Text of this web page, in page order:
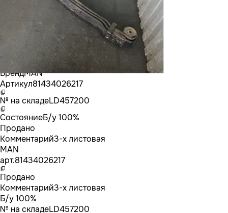
БрендMAN
Артикул81434026217
№ на складеLD457200
СостояниеБ/у 100%
Продано
Комментарий3-х листовая
MAN
арт.81434026217
Продано
Комментарий3-х листовая
Б/у 100%
№ на складеLD457200